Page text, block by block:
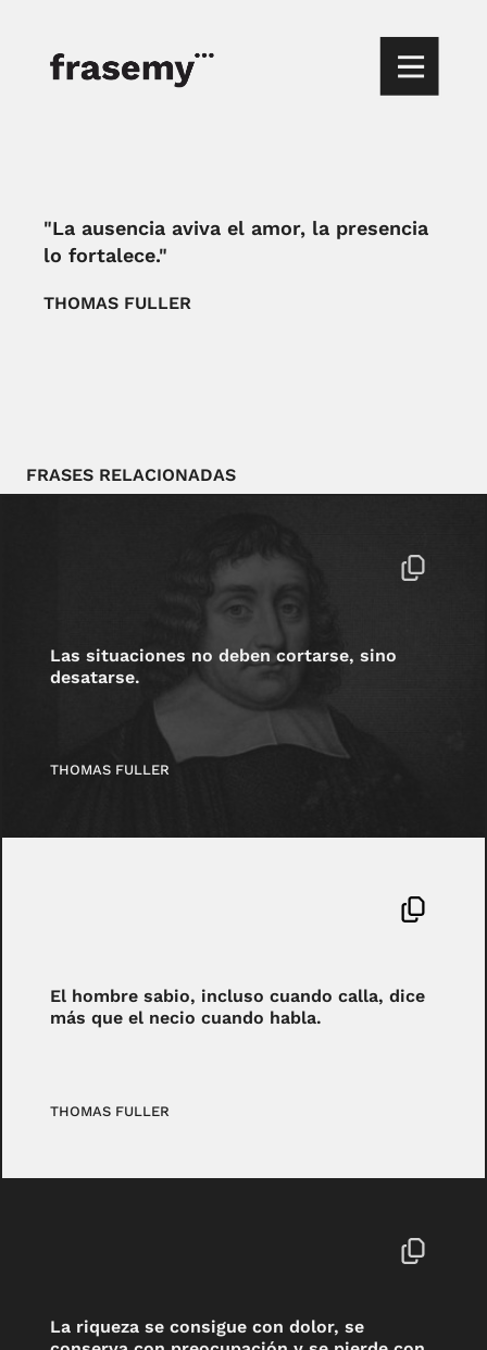
"La ausencia aviva el amor, la presencia
lo fortalece."
THOMAS FULLER
FRASES RELACIONADAS
Las situaciones no deben cortarse, sino
desatarse.
THOMAS FULLER
El hombre sabio, incluso cuando calla, dice
más que el necio cuando habla.
THOMAS FULLER
La riqueza se consigue con dolor, se